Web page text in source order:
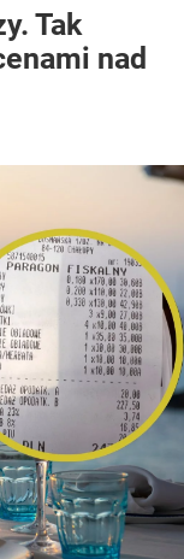
Tak
nad